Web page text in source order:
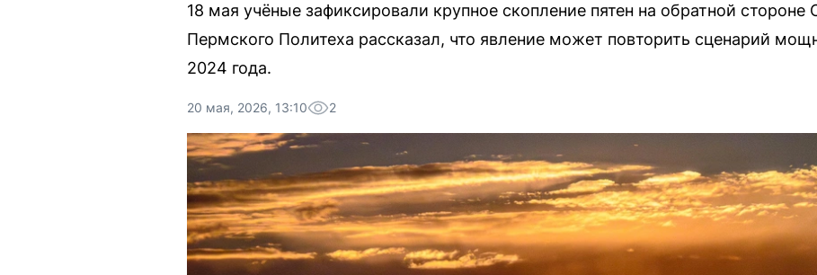
18 мая учёные зафиксировали крупное скопление пятен на обратной стороне
Пермского Политеха рассказал, что явление может повторить сценарий
2024 года.
20 мая, 2026, 13:10 2